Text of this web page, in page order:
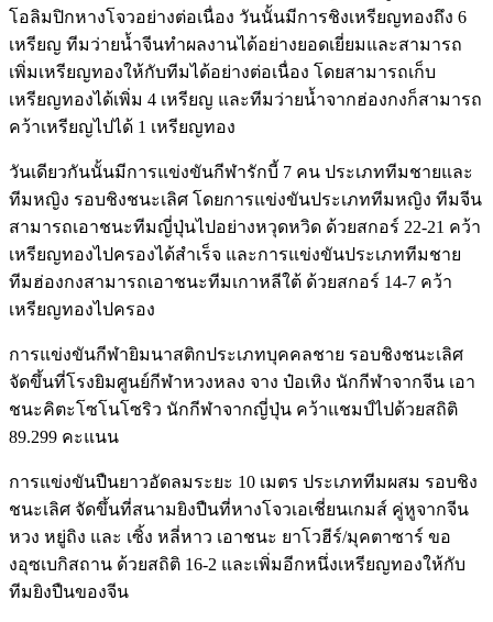
โอลิมปิกหางโจวอย่างต่อเนื่อง วันนั้นมีการชิงเหรียญทองถึง 6
เหรียญ ทีมว่ายน้ำจีนทำผลงานได้อย่างยอดเยี่ยมและสามารถ
เพิ่มเหรียญทองให้กับทีมได้อย่างต่อเนื่อง โดยสามารถเก็บ
เหรียญทองได้เพิ่ม 4 เหรียญ และทีมว่ายน้ำจากฮ่องกงก็สามารถ
คว้าเหรียญไปได้ 1 เหรียญทอง
วันเดียวกันนั้นมีการแข่งขันกีฬารักบี้ 7 คน ประเภททีมชายและ
ทีมหญิง รอบชิงชนะเลิศ โดยการแข่งขันประเภททีมหญิง ทีมจีน
สามารถเอาชนะทีมญี่ปุ่นไปอย่างหวุดหวิด ด้วยสกอร์ 22-21 คว้า
เหรียญทองไปครองได้สำเร็จ และการแข่งขันประเภททีมชาย
ทีมฮ่องกงสามารถเอาชนะทีมเกาหลีใต้ ด้วยสกอร์ 14-7 คว้า
เหรียญทองไปครอง
การแข่งขันกีฬายิมนาสติกประเภทบุคคลชาย รอบชิงชนะเลิศ
จัดขึ้นที่โรงยิมศูนย์กีฬาหวงหลง จาง ป๋อเหิง นักกีฬาจากจีน เอา
ชนะคิตะโซโนโซริว นักกีฬาจากญี่ปุ่น คว้าแชมป์ไปด้วยสถิติ
89.299 คะแนน
การแข่งขันปืนยาวอัดลมระยะ 10 เมตร ประเภททีมผสม รอบชิง
ชนะเลิศ จัดขึ้นที่สนามยิงปืนที่หางโจวเอเชี่ยนเกมส์ คู่หูจากจีน
หวง หยู่ถิง และ เซิ้ง หลี่หาว เอาชนะ ยาโวฮีร์/มุคตาซาร์ ขอ
งอุซเบกิสถาน ด้วยสถิติ 16-2 และเพิ่มอีกหนึ่งเหรียญทองให้กับ
ทีมยิงปืนของจีน